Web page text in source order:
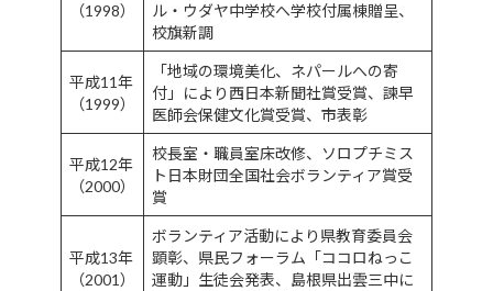
（1998）
ル・ウダヤ中学校へ学校付属棟贈呈、
校旗新調
平成11年
（1999）
「地域の環境美化、ネパールへの寄
付」により西日本新聞社賞受賞、諫早
医師会保健文化賞受賞、市表彰
平成12年
（2000）
校長室・職員室床改修、ソロプチミス
ト日本財団全国社会ボランティア賞受
賞
平成13年
（2001）
ボランティア活動により県教育委員会
顕彰、県民フォーラム「ココロねっこ
運動」生徒会発表、島根県出雲三中に